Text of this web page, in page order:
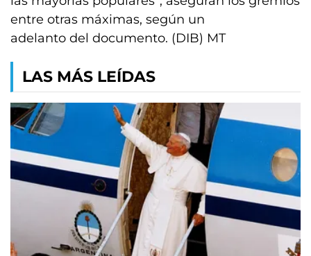
entre otras máximas, según un
adelanto del documento. (DIB) MT
LAS MÁS LEÍDAS